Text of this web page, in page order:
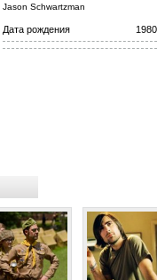
Jason Schwartzman
Дата рождения